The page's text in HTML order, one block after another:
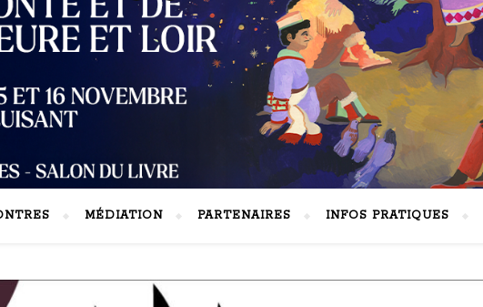
MÉDIATION PARTENAIRES INFOS PRATIQUES